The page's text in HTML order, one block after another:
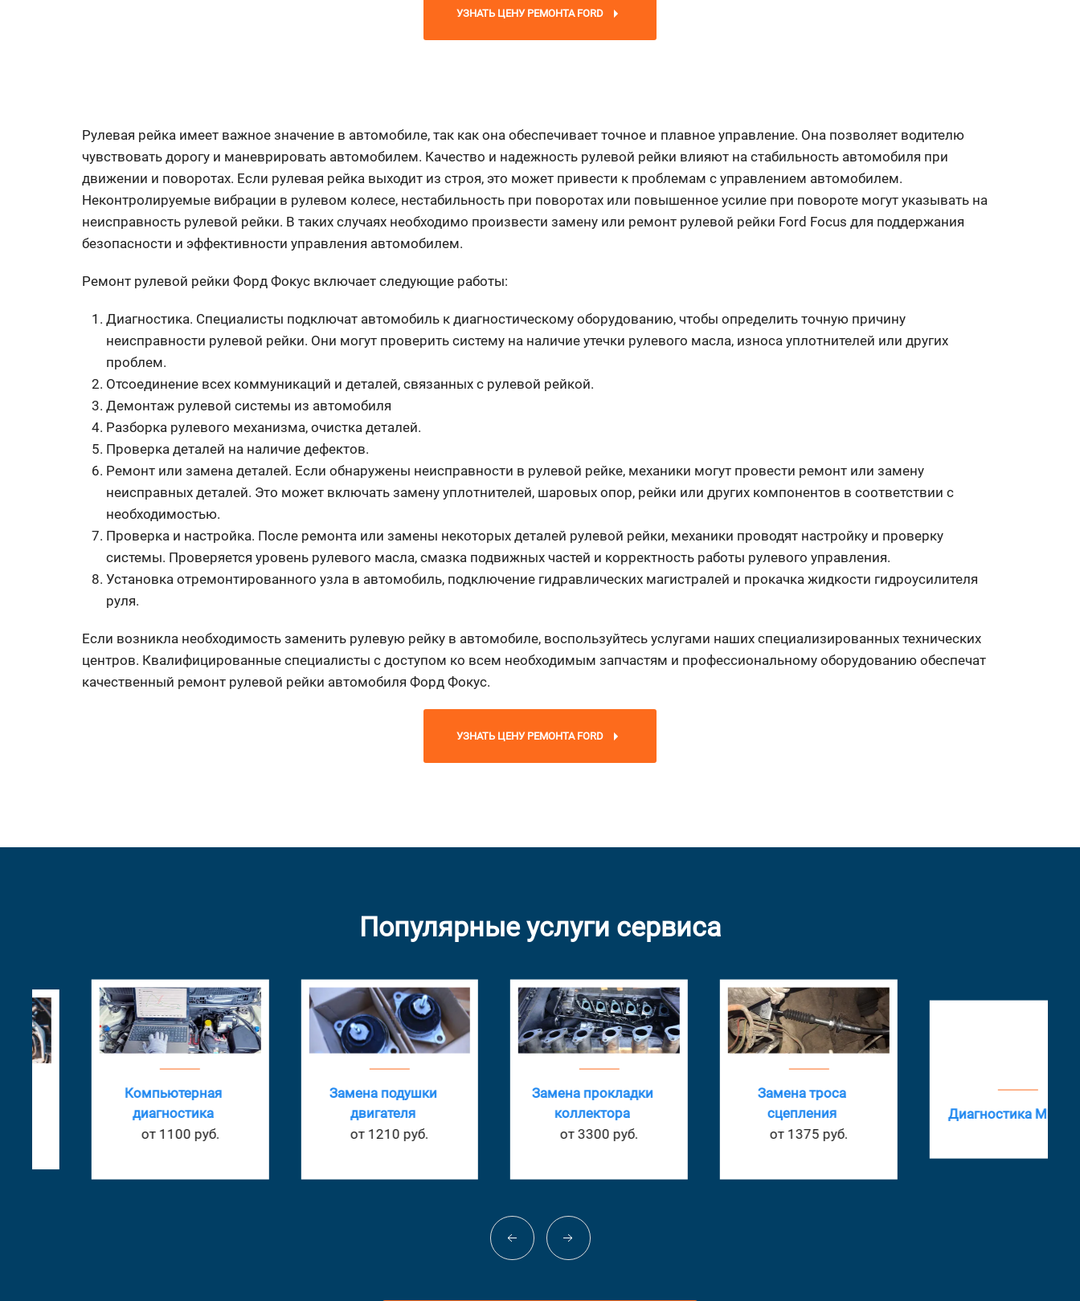
УЗНАТЬ ЦЕНУ РЕМОНТА FORD
Рулевая рейка имеет важное значение в автомобиле, так как она обеспечивает точное и плавное управление. Она позволяет водителю
чувствовать дорогу и маневрировать автомобилем. Качество и надежность рулевой рейки влияют на стабильность автомобиля при
движении и поворотах. Если рулевая рейка выходит из строя, это может привести к проблемам с управлением автомобилем.
Неконтролируемые вибрации в рулевом колесе, нестабильность при поворотах или повышенное усилие при повороте могут указывать на
неисправность рулевой рейки. В таких случаях необходимо произвести замену или ремонт рулевой рейки Ford Focus для поддержания
безопасности и эффективности управления автомобилем.
Ремонт рулевой рейки Форд Фокус включает следующие работы:
Диагностика. Специалисты подключат автомобиль к диагностическому оборудованию, чтобы определить точную причину
неисправности рулевой рейки. Они могут проверить систему на наличие утечки рулевого масла, износа уплотнителей или других
проблем.
Отсоединение всех коммуникаций и деталей, связанных с рулевой рейкой.
Демонтаж рулевой системы из автомобиля
Разборка рулевого механизма, очистка деталей.
Проверка деталей на наличие дефектов.
Ремонт или замена деталей. Если обнаружены неисправности в рулевой рейке, механики могут провести ремонт или замену
неисправных деталей. Это может включать замену уплотнителей, шаровых опор, рейки или других компонентов в соответствии с
необходимостью.
Проверка и настройка. После ремонта или замены некоторых деталей рулевой рейки, механики проводят настройку и проверку
системы. Проверяется уровень рулевого масла, смазка подвижных частей и корректность работы рулевого управления.
Установка отремонтированного узла в автомобиль, подключение гидравлических магистралей и прокачка жидкости гидроусилителя
руля.
Если возникла необходимость заменить рулевую рейку в автомобиле, воспользуйтесь услугами наших специализированных технических
центров. Квалифицированные специалисты с доступом ко всем необходимым запчастям и профессиональному оборудованию обеспечат
качественный ремонт рулевой рейки автомобиля Форд Фокус.
УЗНАТЬ ЦЕНУ РЕМОНТА FORD
Популярные услуги сервиса
Компьютерная
диагностика
от 1100 руб.
Замена подушки
двигателя
от 1210 руб.
Замена прокладки
коллектора
от 3300 руб.
Замена троса
сцепления
от 1375 руб.
Диагностика МКПП